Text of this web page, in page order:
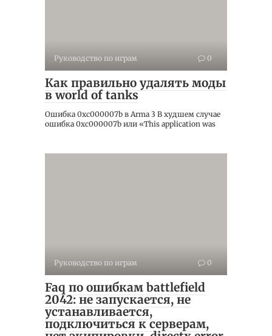
Руководство по играм 0
Как правильно удалять моды
в world of tanks
Ошибка 0xc000007b в Arma 3 В худшем случае
ошибка 0xc000007b или «This application was
Руководство по играм 0
Faq по ошибкам battlefield
2042: не запускается, не
устанавливается,
подключиться к серверам,